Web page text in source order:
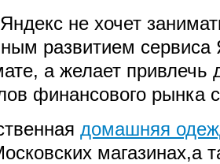
не хочет
развитием сервиса
а желает привлечь
финансового рынка
домашняя
магазинах,а